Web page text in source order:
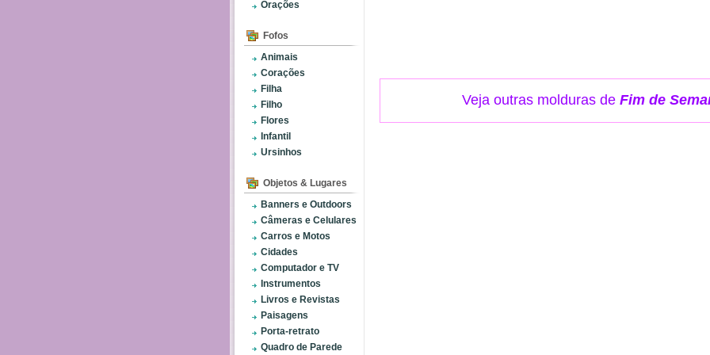
Orações
Fofos
Animais
Corações
Filha
Filho
Flores
Infantil
Ursinhos
Objetos & Lugares
Banners e Outdoors
Câmeras e Celulares
Carros e Motos
Cidades
Computador e TV
Instrumentos
Livros e Revistas
Paisagens
Porta-retrato
Quadro de Parede
Veja outras molduras de Fim de